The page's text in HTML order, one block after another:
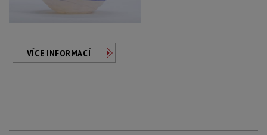
VÍCE INFORMACÍ